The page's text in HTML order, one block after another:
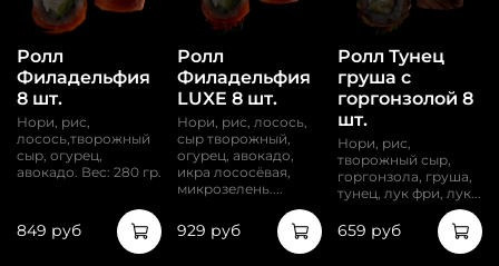
Ролл
Филадельфия
8 шт.
Нори, рис,
лосось,творожный
сыр, огурец,
авокадо. Вес: 280 гр.
849 руб
Ролл
Филадельфия
LUXE 8 шт.
Нори, рис, лосось,
сыр творожный,
огурец, авокадо,
икра лососёвая,
микрозелень....
929 руб
Ролл Тунец
груша с
горгонзолой 8
шт.
Нори, рис,
творожный сыр,
горгонзола, груша,
тунец, лук фри, лук...
659 руб